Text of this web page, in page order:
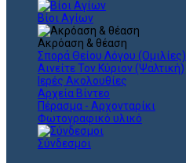
Βίοι Αγίων
Ακρόαση & θέαση
Σπορά Θείου Λόγου (Ομιλίες)
Αινείτε Τον Κύριον (Ψαλτική)
Ιερές Ακολουθίες
Αρχεία Βίντεο
Πέρασμα - Αρχονταρίκι
Φωτογραφικό υλικό
Σύνδεσμοι